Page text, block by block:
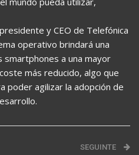
y CEO de Telefónica
operativo brindará una
smartphones a una mayor
más reducido, algo que
poder agilizar la adopción de
SEGUINTE